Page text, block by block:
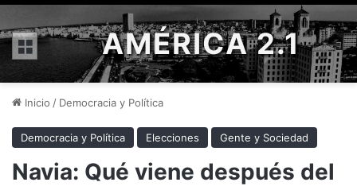
Menú AMÉRICA 2.1
Inicio / Democracia y Política
Democracia y Política Elecciones Gente y Sociedad
Navia: Qué viene después del